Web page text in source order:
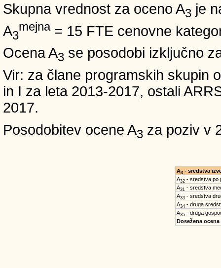
Skupna vrednost za oceno A3 je
A3
mejna= 15 FTE cenovne
Ocena A3 se posodobi izključno
Vir: za člane programskih skupin
in I za leta 2013-2017, ostali
2017.
Posodobitev ocene A3 za poziv v
A3- sredstva
A32- sredstva po
A31 - sredstva
A33- sredstva
A34 - druga
A35- druga
Dosežena ocena